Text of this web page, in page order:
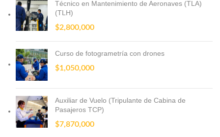
Técnico en Mantenimiento de Aeronaves (TLA)
(TLH)
$2,800,000
Curso de fotogrametría con drones
$1,050,000
Auxiliar de Vuelo (Tripulante de Cabina de
Pasajeros TCP)
$7,870,000